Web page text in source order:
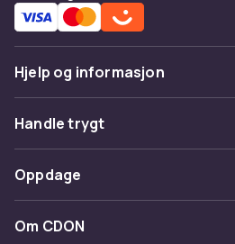
Hjelp og informasjon
Vanlige spørsmål
Spor pakke
Angre & returner her
Kontakt oss
Handle trygt
Betaling
Levering
Oppdage
Kategorier
Om CDON